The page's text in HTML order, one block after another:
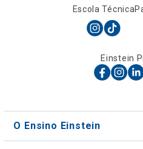
Escola Técnica
Einstein
O Ensino Einstein